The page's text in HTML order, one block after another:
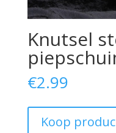
Knutsel
€2.99
Koop